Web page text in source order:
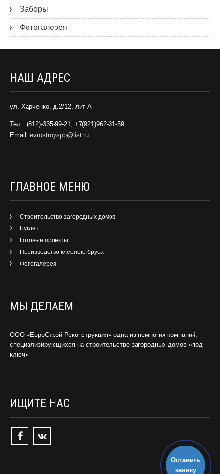
Заборы
Фотогалерея
НАШ АДРЕС
ул. Харченко, д.2/12, лит А
Тел.: (812)-335-99-21; +7(921)962-31-59
Email: evrostroyspb@list.ru
ГЛАВНОЕ МЕНЮ
Строительство загородных домов
Буклет
Готовые проекты
Производство клееного бруса
Фотогалерея
МЫ ДЕЛАЕМ
ООО «ЕвроСтрой Реконструкция» одна из немногих компаний,
специализирующихся на строительстве загородных домов «под
ключ»
ИЩИТЕ НАС
Оставить
заявку